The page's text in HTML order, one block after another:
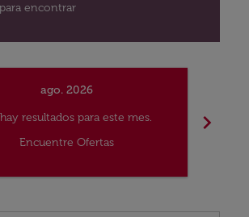
encontrar
ago. 2026
resultados para este mes.
Encuentre Ofertas
chevron_right